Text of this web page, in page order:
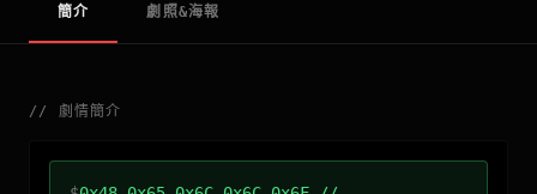
簡介 劇照&海報
// 劇情簡介